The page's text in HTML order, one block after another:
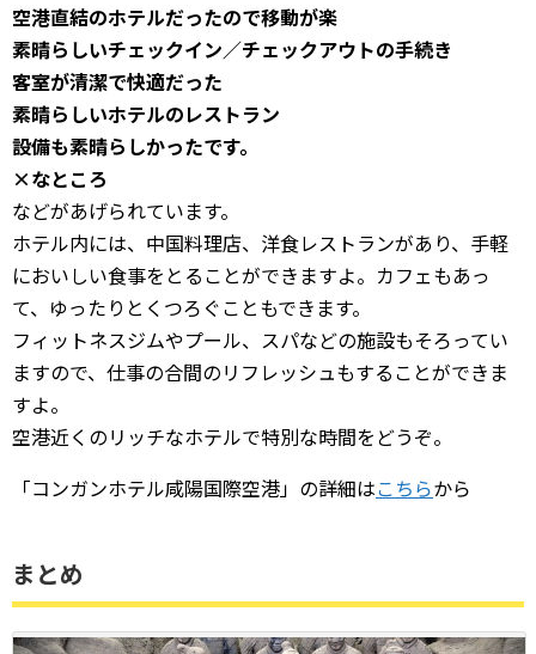
空港直結のホテルだったので移動が楽
素晴らしいチェックイン／チェックアウトの手続き
客室が清潔で快適だった
素晴らしいホテルのレストラン
設備も素晴らしかったです。
×なところ
などがあげられています。
ホテル内には、中国料理店、洋食レストランがあり、手軽
においしい食事をとることができますよ。カフェもあっ
て、ゆったりとくつろぐこともできます。
フィットネスジムやプール、スパなどの施設もそろってい
ますので、仕事の合間のリフレッシュもすることができま
すよ。
空港近くのリッチなホテルで特別な時間をどうぞ。
「コンガンホテル咸陽国際空港」の詳細はこちらから
まとめ